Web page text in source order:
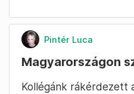
Pintér Luca
Magyarországon
Kollégánk rákérdezett